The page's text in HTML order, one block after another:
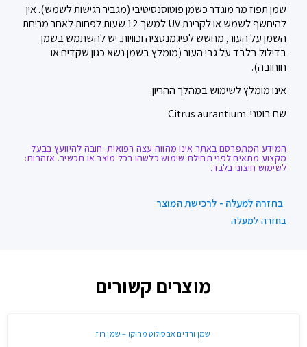
שמן תפוז מר מוגדר כשמן פוטוסנסיטיבי (מגביר רגישות לשמש). אין
להיחשף לשמש או לקרינת UV למשך 12 שעות לפחות לאחר מריחת
השמן על העור, מחשש לפיגמנטציה וכוויות. יש להשתמש בשמן
בדילול בלבד על גבי העור (מומלץ בשמן נשא כגון שקדים או
חוחובה).
אינו מומלץ לשימוש במהלך ההריון.
שם בוטני: Citrus aurantium
המידע המתפרסם באתר אינו מהווה עצה רפואית. חובה להיוועץ בבעל
מקצוע מתאים לפני תחילת שימוש כלשהו בכל מוצר או תכשיר. אזהרות:
לשימוש חיצוני בלבד.
בחזרה למעלה - לרכישת המוצר
בחזרה למעלה
מוצרים קשורים
שמן ורדים אבסולוט מרוקו – שמן רוז